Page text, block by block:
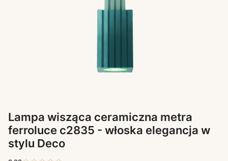
Lampa wisząca ceramiczna metra
ferroluce c2835 - włoska elegancja w
stylu Deco